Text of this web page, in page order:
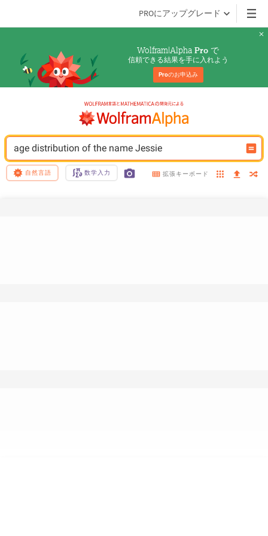
PROにアップグレード
Wolfram|Alpha Pro で
信頼できる結果を手に入れよう
Proのお申込み
age distribution of the name Jessie
自然言語 数学入力 拡張キーボード